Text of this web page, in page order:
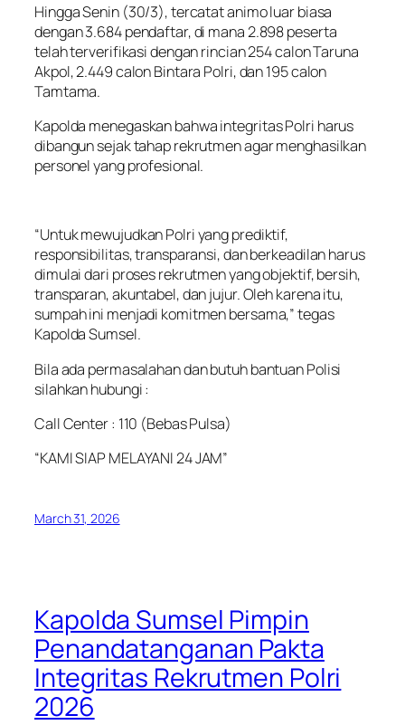
Hingga Senin (30/3), tercatat animo luar biasa
dengan 3.684 pendaftar, di mana 2.898 peserta
telah terverifikasi dengan rincian 254 calon Taruna
Akpol, 2.449 calon Bintara Polri, dan 195 calon
Tamtama.
Kapolda menegaskan bahwa integritas Polri harus
dibangun sejak tahap rekrutmen agar menghasilkan
personel yang profesional.
“Untuk mewujudkan Polri yang prediktif,
responsibilitas, transparansi, dan berkeadilan harus
dimulai dari proses rekrutmen yang objektif, bersih,
transparan, akuntabel, dan jujur. Oleh karena itu,
sumpah ini menjadi komitmen bersama,” tegas
Kapolda Sumsel.
Bila ada permasalahan dan butuh bantuan Polisi
silahkan hubungi :
Call Center : 110 (Bebas Pulsa)
“KAMI SIAP MELAYANI 24 JAM”
March 31, 2026
Kapolda Sumsel Pimpin
Penandatanganan Pakta
Integritas Rekrutmen Polri
2026